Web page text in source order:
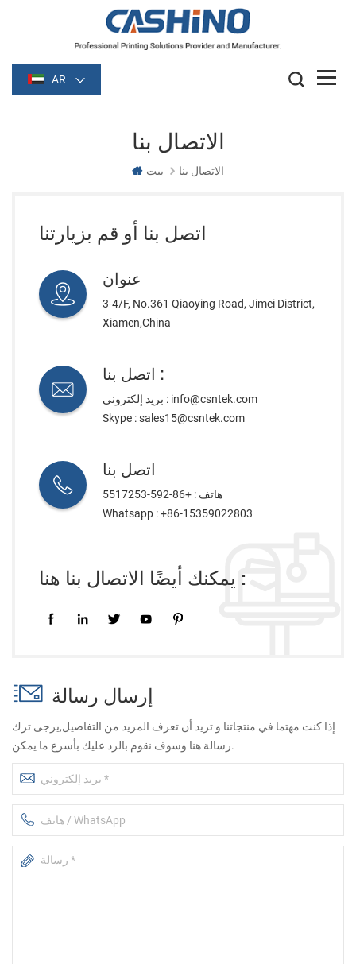
AR
الاتصال بنا
بيت الاتصال بنا
اتصل بنا أو قم بزيارتنا
عنوان
3-4/F, No.361 Qiaoying Road, Jimei District,
Xiamen,China
اتصل بنا :
بريد إلكتروني : info@csntek.com
Skype :sales15@csntek.com
اتصل بنا
هاتف : +86-592-5517253
Whatsapp :+86-15359022803
يمكنك أيضًا الاتصال بنا هنا :
إرسال رسالة
إذا كنت مهتما في منتجاتنا و تريد أن تعرف المزيد من التفاصيل,يرجى ترك
رسالة هنا وسوف نقوم بالرد عليك بأسرع ما يمكن.